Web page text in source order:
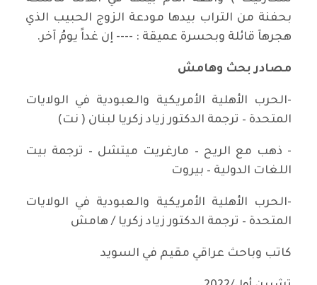
بحفنة من التراب بيدها مودعة الزوج الحبيب الذي
هجرهآ قائلة وبحسرة عميقة : ---- إن غداً يومُ آخر.
مصادر بحث وهامش
-الحرب الأهلية الأمريكية والعبودية في الولايات
المتحدة – ترجمة الدكتور زياد زكريا لبنان ( نت)
- ذهب مع الريح – مارغريت ميتشل – ترجمة بيت
اللغات الدولية – بيروت
-الحرب الأهلية الأمريكية والعبودية في الولايات
المتحدة – ترجمة الدكتور زياد زكريا / هامش
كاتب وباحث عراقي مقيم في السويد